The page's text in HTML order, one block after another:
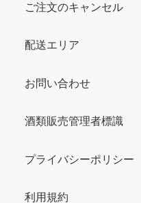
ご注文のキャンセル
配送エリア
お問い合わせ
酒類販売管理者標識
プライバシーポリシー
利用規約